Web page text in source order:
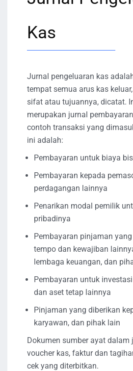
Kas
Jurnal pengeluaran kas
tempat semua arus kas
sifat atau tujuannya, dicatat.
merupakan jurnal
contoh transaksi yang
ini adalah:
Pembayaran untuk biaya
Pembayaran kepada
perdagangan lainnya
Penarikan modal pemilik
pribadinya
Pembayaran pinjaman
tempo dan kewajiban
lembaga keuangan, dan
Pembayaran untuk
dan aset tetap lainnya
Pinjaman yang diberikan
karyawan, dan pihak lain
Dokumen sumber ayat dalam
voucher kas, faktur dan
cek yang diterbitkan.